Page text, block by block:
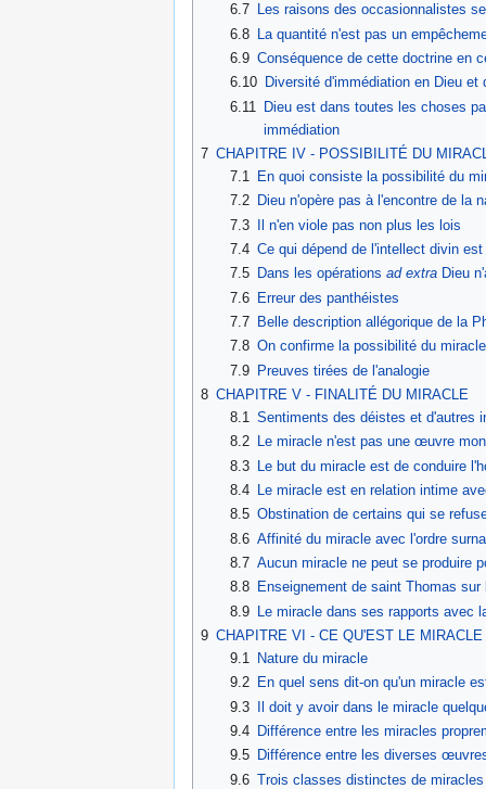
6.7
Les raisons des occasionnalistes
6.8
La quantité n'est pas un
6.9 Conséquence de cette doctrine en
6.10
Diversité d'immédiation en Dieu
6.11
Dieu est dans toutes les choses
immédiation
7 CHAPITRE IV - POSSIBILITÉ DU
7.1
En quoi consiste la possibilité du
7.2
Dieu n'opère pas à l'encontre de la
7.3
Il n'en viole pas non plus les lois
7.4 Ce qui dépend de l'intellect divin
7.5
Dans les opérations ad extraDieu
7.6
Erreur des panthéistes
7.7
Belle description allégorique de la
7.8 On confirme la possibilité du miracle
7.9 Preuves tirées de l'analogie
8 CHAPITRE V - FINALITÉ DU MIRACLE
8.1 Sentiments des déistes et d'autres
8.2
Le miracle n'est pas une œuvre
8.3 Le but du miracle est de conduire
8.4
Le miracle est en relation intime
8.5 Obstination de certains qui se
8.6 Affinité du miracle avec l'ordre
8.7 Aucun miracle ne peut se produire
8.8
Enseignement de saint Thomas
8.9 Le miracle dans ses rapports avec
9 CHAPITRE VI - CE QU'EST LE MIRACLE
9.1
Nature du miracle
9.2
En quel sens dit-on qu'un miracle
9.3 Il doit y avoir dans le miracle
9.4
Différence entre les miracles
9.5
Différence entre les diverses
9.6 Trois classes distinctes de miracles